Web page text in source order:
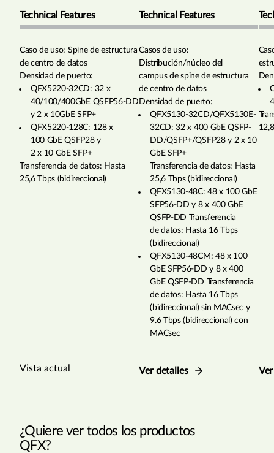
Technical Features
Caso de uso: Spine de estructura
de centro de datos
Densidad de puerto:
QFX5220-32CD: 32 x
40/100/400GbE QSFP56-DD
y 2 x 10GbE SFP+
QFX5220-128C: 128 x
100 GbE QSFP28 y
2 x 10 GbE SFP+
Transferencia de datos: Hasta
25,6 Tbps (bidireccional)
Vista actual
Technical Features
Casos de uso:
Distribución/núcleo del
campus de spine de estructura
de centro de datos
Densidad de puerto:
QFX5130-32CD/QFX5130E-
32CD: 32 x 400 GbE QSFP-
DD/QSFP+/QSFP28 y 2 x 10
GbE SFP+
Transferencia de datos: Hasta
25,6 Tbps (bidireccional)
QFX5130-48C: 48 x 100 GbE
SFP56-DD y 8 x 400 GbE
QSFP-DD Transferencia
de datos: Hasta 16 Tbps
(bidireccional)
QFX5130-48CM: 48 x 100
GbE SFP56-DD y 8 x 400
GbE QSFP-DD Transferencia
de datos: Hasta 16 Tbps
(bidireccional) sin MACsec y
9.6 Tbps (bidireccional) con
MACsec
Ver detalles
¿Quiere ver todos los productos
QFX?